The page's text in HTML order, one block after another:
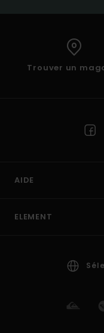
Trouver un
AIDE
ELEMENT